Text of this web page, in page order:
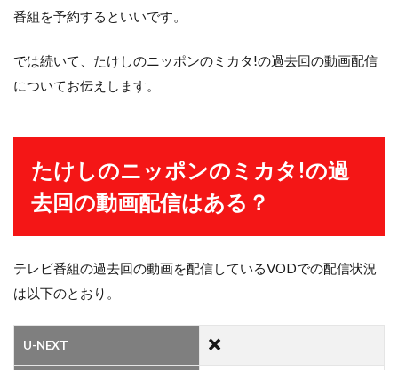
番組を予約するといいです。
では続いて、たけしのニッポンのミカタ!の過去回の動画配信
についてお伝えします。
たけしのニッポンのミカタ!の過
去回の動画配信はある？
テレビ番組の過去回の動画を配信しているVODでの配信状況
は以下のとおり。
U-NEXT